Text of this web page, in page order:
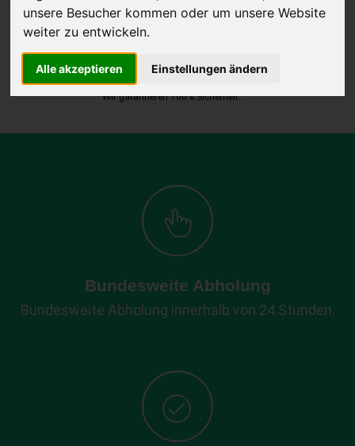
unsere Besucher kommen oder um unsere Website
weiter zu entwickeln.
Alle akzeptieren Einstellungen ändern
Kostenloses Angebotfür den Ankauf Ihres Autos inklusive der
Abholung, auf Wunsch sofort Geld. Ihre Daten werden nicht mit Dritten
geteilt.
Wir garantieren 100% Sicherheit.
Bundesweite Abholung
Bundesweite Abholung innerhalb von 24 Stunden.